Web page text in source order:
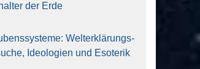
der Erde
Welt­erklä­rungs­
Ideo­lo­gien und Eso­te­rik